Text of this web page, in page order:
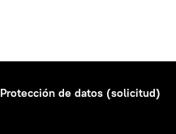
Protección de datos (solicitud)